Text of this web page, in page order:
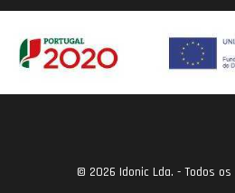
© 2026 Idonic Lda. - Todos